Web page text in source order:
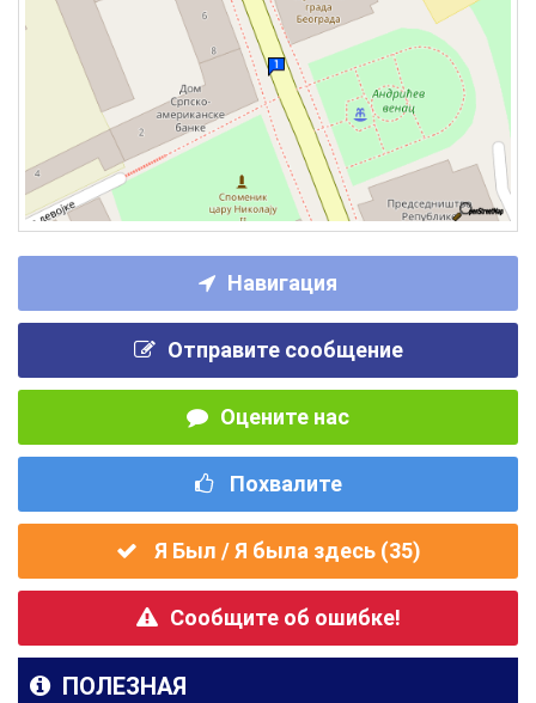
Навигация
Отправите сообщение
Оцените нас
Похвалите
Я Был / Я была здесь (35)
Сообщите об ошибке!
ПОЛЕЗНАЯ